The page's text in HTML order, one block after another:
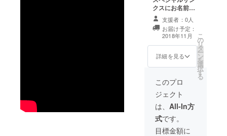
ん。交通費自己
負担）
クスにお名前掲
載、中村蓉の一
言メッセージ付
き御礼メール、
中村蓉舞台写
真、プロフィー
ル写真セットプ
送付、公演ご招
待、中村蓉次回
公演ご招待（公
演は選べませ
ん。交通費自己
負担）
支援者：0人
お届け予定：
2018年11月
詳細を見る
こ
の
リ
タ
ー
ン
を
選
択
す
る
このプロ
ジェクト
は、 All-In方
式です。
目標金額に